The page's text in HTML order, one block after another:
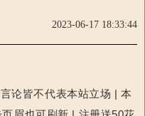
2023-06-17 18:33:44
论皆不代表本站立场 | 本